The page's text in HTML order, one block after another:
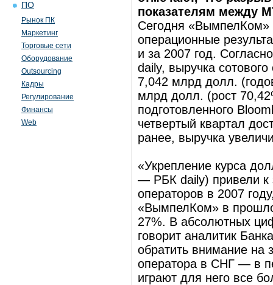
ПО
Рынок ПК
Маркетинг
Торговые сети
Оборудование
Outsourcing
Кадры
Регулирование
Финансы
Web
показателям между
Сегодня «ВымпелКом»
операционные
и за 2007 год.
daily, выручка
7,042 млрд долл.
млрд долл. (рост
подготовленного
четвертый квартал
ранее, выручка
«Укрепление курса
— РБК daily) привели к
операторов в 2007
«ВымпелКом» в
27%. В абсолютных
говорит аналитик
обратить внимание на
оператора в СНГ — в
играют для него все